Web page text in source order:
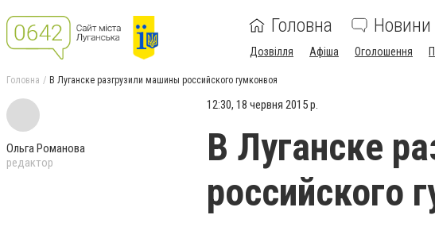
Головна Новини
Дозвілля Афіша Оголошення
Головна В Луганске разгрузили машины российского гумконвоя
Ольга Романова
редактор
12:30, 18 червня 2015 р.
В Луганске
российского